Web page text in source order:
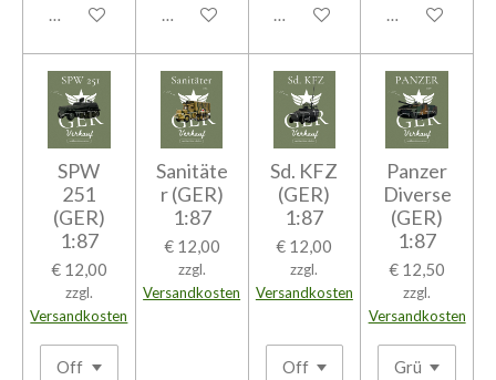
In den WarenkorbIn den WarenkorbIn den WarenkorbIn den
SPW
251
(GER)
1:87
€ 12,00
zzgl.
Versandkosten
Sanitäte
r (GER)
1:87
€ 12,00
zzgl.
Versandkosten
Sd. KFZ
(GER)
1:87
€ 12,00
zzgl.
Versandkosten
Panzer
Diverse
(GER)
1:87
€ 12,50
zzgl.
Versandkosten